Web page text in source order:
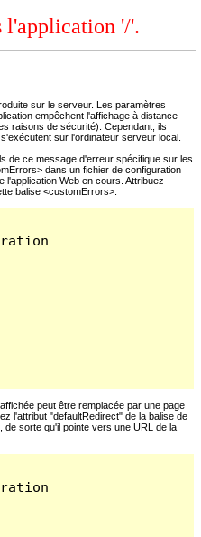
l'application '/'.
sur le serveur. Les paramètres
empêchent l'affichage à distance
raisons de sécurité). Cependant, ils
sur l'ordinateur serveur local.
de ce message d'erreur spécifique sur les
dans un fichier de configuration
l'application Web en cours. Attribuez
balise <customErrors>.
peut être remplacée par une page
l'attribut "defaultRedirect" de la balise de
sorte qu'il pointe vers une URL de la